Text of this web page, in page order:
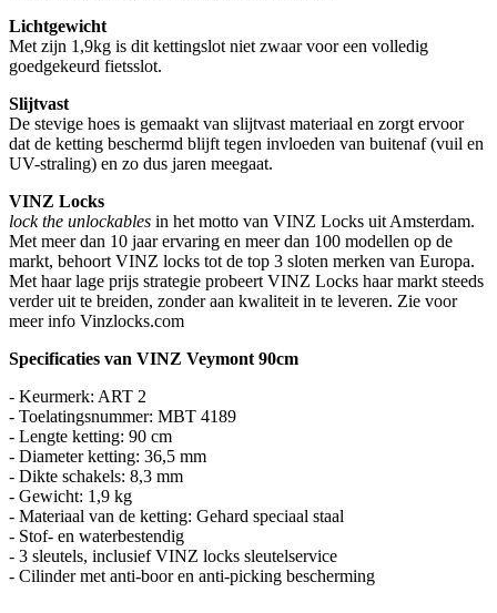
Lichtgewicht
Met zijn 1,9kg is dit kettingslot niet zwaar voor een volledig
goedgekeurd fietsslot.
Slijtvast
De stevige hoes is gemaakt van slijtvast materiaal en zorgt ervoor
dat de ketting beschermd blijft tegen invloeden van buitenaf (vuil en
UV-straling) en zo dus jaren meegaat.
VINZ Locks
lock the unlockables in het motto van VINZ Locks uit Amsterdam.
Met meer dan 10 jaar ervaring en meer dan 100 modellen op de
markt, behoort VINZ locks tot de top 3 sloten merken van Europa.
Met haar lage prijs strategie probeert VINZ Locks haar markt steeds
verder uit te breiden, zonder aan kwaliteit in te leveren. Zie voor
meer info Vinzlocks.com
Specificaties van VINZ Veymont 90cm
- Keurmerk: ART 2
- Toelatingsnummer: MBT 4189
- Lengte ketting: 90 cm
- Diameter ketting: 36,5 mm
- Dikte schakels: 8,3 mm
- Gewicht: 1,9 kg
- Materiaal van de ketting: Gehard speciaal staal
- Stof- en waterbestendig
- 3 sleutels, inclusief VINZ locks sleutelservice
- Cilinder met anti-boor en anti-picking bescherming